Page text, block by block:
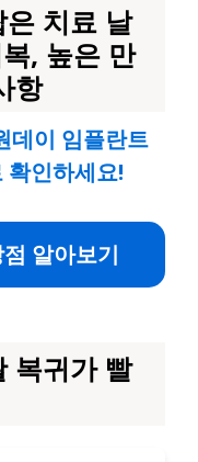
치료 날
, 높은 만
항
데이 임플란트
확인하세요!
알아보기
복귀가 빨